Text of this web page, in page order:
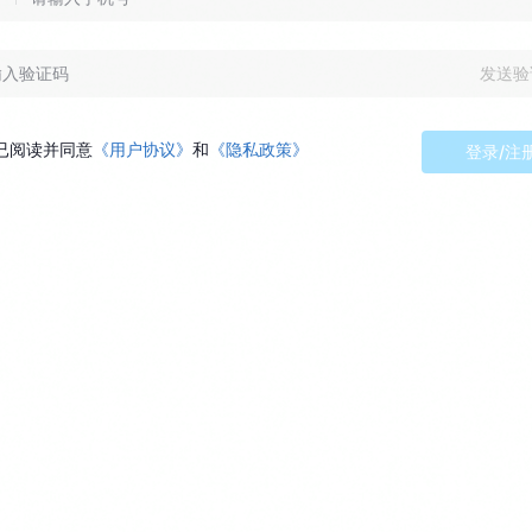
发送
阅读并同意 《用户协议》 和 《隐私政策》 登录/注